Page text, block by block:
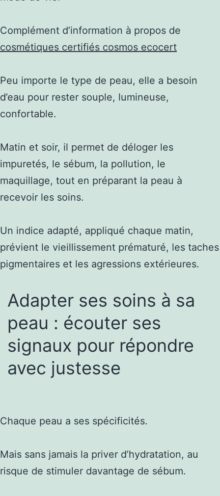
Complément d’information à propos de
cosmétiques certifiés cosmos ecocert
Peu importe le type de peau, elle a besoin
d’eau pour rester souple, lumineuse,
confortable.
Matin et soir, il permet de déloger les
impuretés, le sébum, la pollution, le
maquillage, tout en préparant la peau à
recevoir les soins.
Un indice adapté, appliqué chaque matin,
prévient le vieillissement prématuré, les taches
pigmentaires et les agressions extérieures.
Adapter ses soins à sa
peau : écouter ses
signaux pour répondre
avec justesse
Chaque peau a ses spécificités.
Mais sans jamais la priver d’hydratation, au
risque de stimuler davantage de sébum.